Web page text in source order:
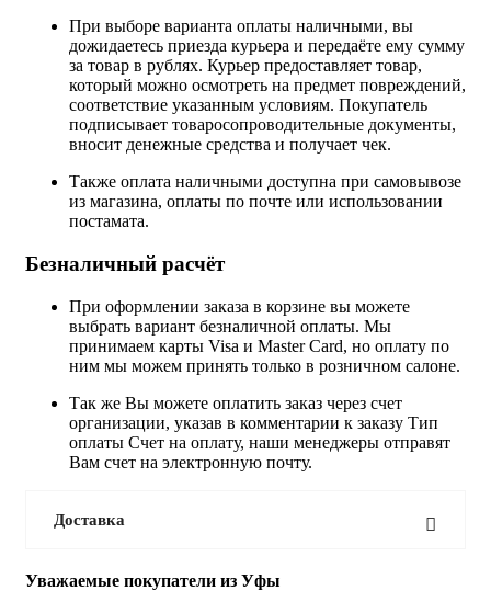
При выборе варианта оплаты наличными, вы
дожидаетесь приезда курьера и передаёте ему сумму
за товар в рублях. Курьер предоставляет товар,
который можно осмотреть на предмет повреждений,
соответствие указанным условиям. Покупатель
подписывает товаросопроводительные документы,
вносит денежные средства и получает чек.
Также оплата наличными доступна при самовывозе
из магазина, оплаты по почте или использовании
постамата.
Безналичный расчёт
При оформлении заказа в корзине вы можете
выбрать вариант безналичной оплаты. Мы
принимаем карты Visa и Master Card, но оплату по
ним мы можем принять только в розничном салоне.
Так же Вы можете оплатить заказ через счет
организации, указав в комментарии к заказу Тип
оплаты Счет на оплату, наши менеджеры отправят
Вам счет на электронную почту.
Доставка
Уважаемые покупатели из Уфы